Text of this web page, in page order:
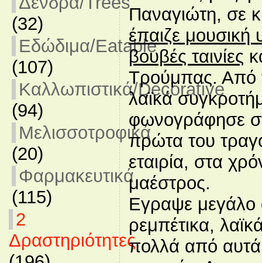
(32)
Εδώδιμα/Eatable
(107)
Καλλωπιστικά/Decorative
(94)
Μελισσοτροφικά
(20)
Φαρμακευτικά
(115)
2
Δραστηριότητες
Παναγιώτη, σε
έπαιζε μουσική
βουβές ταινίες
Τρούμπας. Από
λαϊκά
φωνογράφησε
πρώτα του
εταιρία, στα
μαέστρος.
Εγραψε μεγάλο
ρεμπέτικα,
πολλά από αυτά